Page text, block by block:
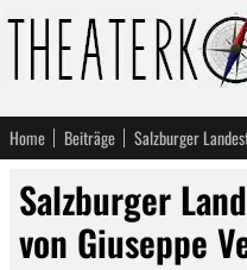
Home Beiträge
Salzburger
von Giuseppe